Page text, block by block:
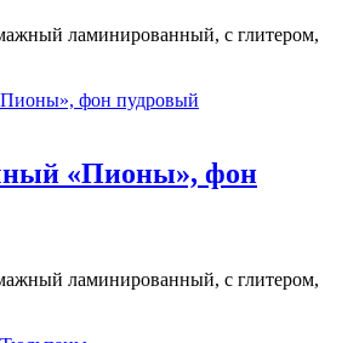
ламинированный, с глитером,
«Пионы», фон
ламинированный, с глитером,